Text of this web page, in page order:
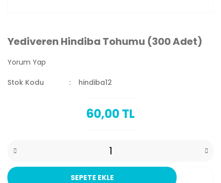
Yediveren Hindiba Tohumu (300 Adet)
Yorum Yap
Stok Kodu hindiba12
60,00 TL
SEPETE EKLE